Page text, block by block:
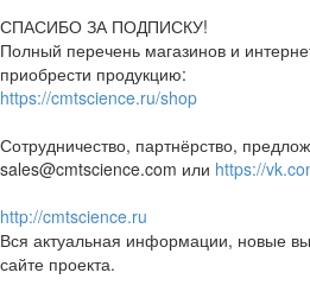
СПАСИБО ЗА ПОДПИСКУ!
Полный перечень магазинов и
приобрести продукцию:
https://cmtscience.ru/shop
Сотрудничество, партнёрство,
sales@cmtscience.com или https://
http://cmtscience.ru
Вся актуальная информации, новые
сайте проекта.